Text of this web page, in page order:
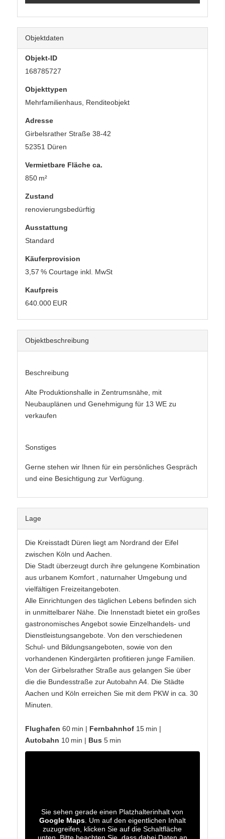
Objektdaten
Objekt-ID
168785727
Objekttypen
Mehrfamilienhaus, Renditeobjekt
Adresse
Girbelsrather Straße 38-42
52351 Düren
Vermietbare Fläche ca.
850 m²
Zustand
renovierungsbedürftig
Ausstattung
Standard
Käufer­provision
3,57 % Courtage inkl. MwSt
Kaufpreis
640.000 EUR
Objekt­beschreibung
Beschreibung
Alte Produktionshalle in Zentrumsnähe, mit
Neubauplänen und Genehmigung für 13 WE zu
verkaufen
Sonstiges
Gerne stehen wir Ihnen für ein persönliches Gespräch
und eine Besichtigung zur Verfügung.
Lage
Die Kreisstadt Düren liegt am Nordrand der Eifel
zwischen Köln und Aachen.
Die Stadt überzeugt durch ihre gelungene Kombination
aus urbanem Komfort , naturnaher Umgebung und
vielfältigen Freizeitangeboten.
Alle Einrichtungen des täglichen Lebens befinden sich
in unmittelbarer Nähe. Die Innenstadt bietet ein großes
gastronomisches Angebot sowie Einzelhandels- und
Dienstleistungsangebote. Von den verschiedenen
Schul- und Bildungsangeboten, sowie von den
vorhandenen Kindergärten profitieren junge Familien.
Von der Girbelsrather Straße aus gelangen Sie über
die die Bundesstraße zur Autobahn A4. Die Städte
Aachen und Köln erreichen Sie mit dem PKW in ca. 30
Minuten.
Flughafen 60 min | Fernbahnhof15 min |
Autobahn 10 min | Bus 5 min
Sie sehen gerade einen Platzhalterinhalt von
Google Maps. Um auf den eigentlichen Inhalt
zuzugreifen, klicken Sie auf die Schaltfläche
unten. Bitte beachten Sie, dass dabei Daten an